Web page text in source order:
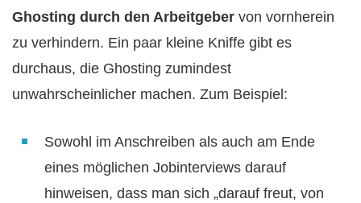
Ghosting durch den Arbeitgeber von vornherein
zu verhindern. Ein paar kleine Kniffe gibt es
durchaus, die Ghosting zumindest
unwahrscheinlicher machen. Zum Beispiel:
Sowohl im Anschreiben als auch am Ende
eines möglichen Jobinterviews darauf
hinweisen, dass man sich „darauf freut, von